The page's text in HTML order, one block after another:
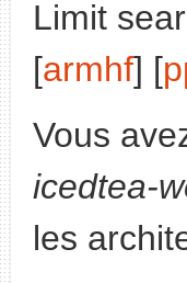
Limit
[armhf] [
Vous
icedtea-
les